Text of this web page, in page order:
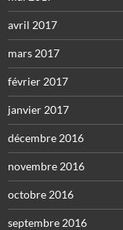
avril 2017
mars 2017
février 2017
janvier 2017
décembre 2016
novembre 2016
octobre 2016
septembre 2016